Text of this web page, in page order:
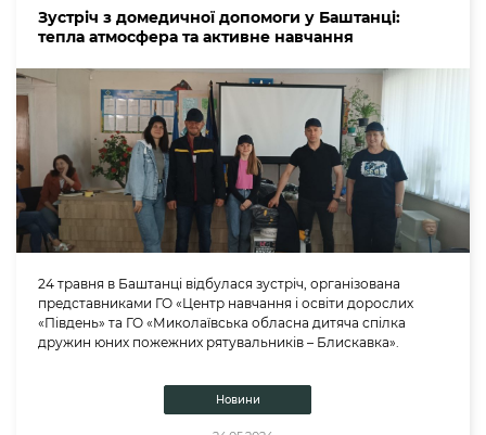
Зустріч з домедичної допомоги у Баштанці:
тепла атмосфера та активне навчання
24 травня в Баштанці відбулася зустріч, організована
представниками ГО «Центр навчання і освіти дорослих
«Південь» та ГО «Миколаївська обласна дитяча спілка
дружин юних пожежних рятувальників – Блискавка».
Новини